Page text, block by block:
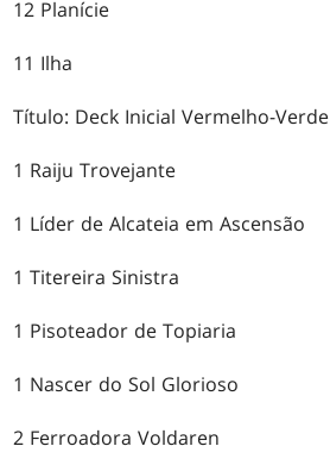
12 Planície
11 Ilha
Título: Deck Inicial Vermelho-Verde
1 Raiju Trovejante
1 Líder de Alcateia em Ascensão
1 Titereira Sinistra
1 Pisoteador de Topiaria
1 Nascer do Sol Glorioso
2 Ferroadora Voldaren